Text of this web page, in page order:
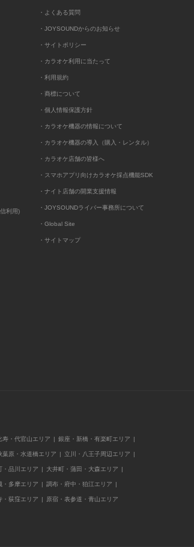
利用)
・よくある質問
・JOYSOUNDからのお知らせ
・サイトポリシー
・カラオケ利用に当たって
・利用規約
・商標について
・個人情報保護方針
・カラオケ機器の情報について
・カラオケ機器の導入（購入・レンタル）
・カラオケ店舗の皆様へ
・スマホアプリ向けカラオケ採点機能SDK
・ナイト店舗の開業支援情報
・JOYSOUNDライバー事務所について
・Global Site
・サイトマップ
寿・代官山エリア 銀座・新橋・有楽町エリア
葉原・水道橋エリア 立川・八王子周辺エリア
・品川エリア 大井町・蒲田・大森エリア
・多摩エリア 調布・府中・狛江エリア
・荻窪エリア 原宿・表参道・青山エリア